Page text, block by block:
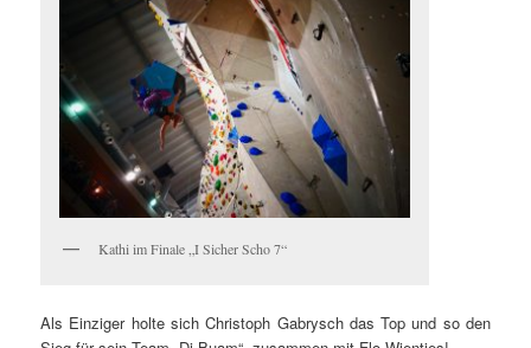
Kathi im Finale „I Sicher Scho 7“
Als Einziger holte sich Christoph Gabrysch das Top und so den